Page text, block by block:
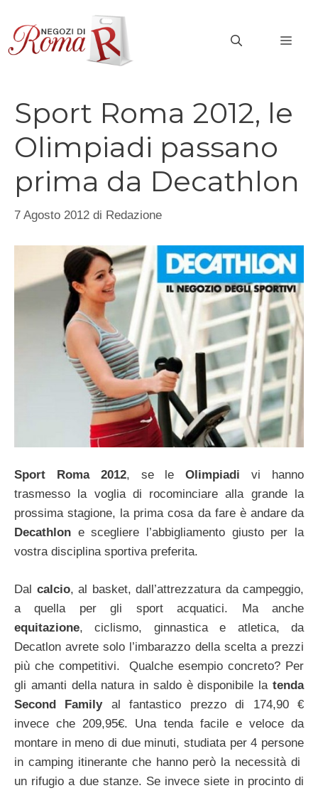
contenuto
Sport Roma 2012, le
Olimpiadi passano
prima da Decathlon
7 Agosto 2012 di Redazione
Sport Roma 2012, se leOlimpiadi vi hanno
trasmesso la voglia di rocominciare alla grande la
prossima stagione, la prima cosa da fare è andare da
Decathlon e scegliere l’abbigliamento giusto per la
vostra disciplina sportiva preferita.
Dal calcio, al basket, dall’attrezzatura da campeggio,
a quella per gli sport acquatici. Ma anche
equitazione, ciclismo, ginnastica e atletica, da
Decatlon avrete solo l’imbarazzo della scelta a prezzi
più che competitivi. Qualche esempio concreto? Per
gli amanti della natura in saldo è disponibile la tenda
Second Familyal fantastico prezzo di 174,90 €
invece che 209,95€. Una tenda facile e veloce da
montare in meno di due minuti, studiata per 4 persone
in camping itinerante che hanno però la necessità di
un rifugio a due stanze. Se invece siete in procinto di